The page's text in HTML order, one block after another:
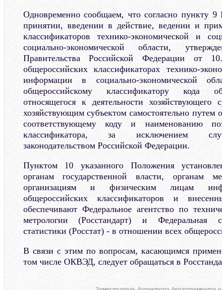
Одновременно сообщаем, что согласно пункту 9
принятии, введении в действие, ведении и
классификаторов технико-экономической и
социально-экономической области,
Правительства Российской Федерации
общероссийских классификаторах технико-
информации в социально-экономической
общероссийскому классификатору кода
относящегося к деятельности хозяйствующего
хозяйствующим субъектом самостоятельно путем
соответствующему коду и наименованию
классификатора, за исключением
законодательством Российской Федерации.
Пунктом 10 указанного Положения
органам государственной власти, органам
организациям и физическим лицам
общероссийских классификаторов и
обеспечивают Федеральное агентство по
метрологии (Росстандарт) и Федеральная
статистики (Росстат) - в отношении всех
В связи с этим по вопросам, касающимся
том числе ОКВЭД, следует обращаться в